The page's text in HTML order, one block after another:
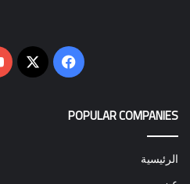
فيسبوك
‫X
POPULAR COMPANIES
الرئيسية